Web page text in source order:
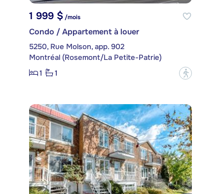
1 999 $ /mois
Condo / Appartement à louer
5250, Rue Molson, app. 902
Montréal (Rosemont/La Petite-Patrie)
1
1 ?